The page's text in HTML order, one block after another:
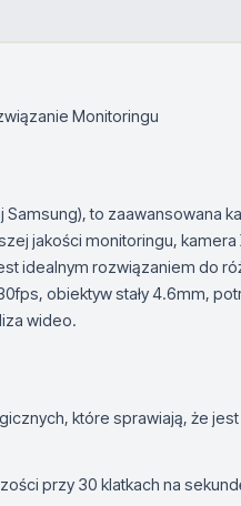
Monitoringu
to zaawansowana
jakości monitoringu,
idealnym rozwiązaniem do
obiektyw stały 4.6mm,
wideo.
które sprawiają, że jest
przy 30 klatkach na